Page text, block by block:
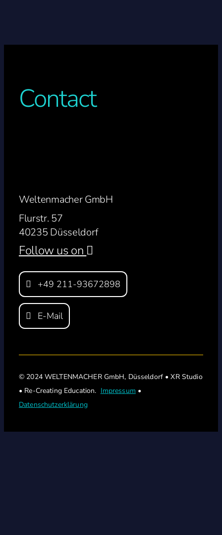
Contact
Weltenmacher GmbH
Flurstr. 57
40235 Düsseldorf
Follow us on
+49 211-93672898
E-Mail
© 2024 WELTENMACHER GmbH, Düsseldorf • XR Studio
• Re-Creating Education. Impressum •
Datenschutzerklärung